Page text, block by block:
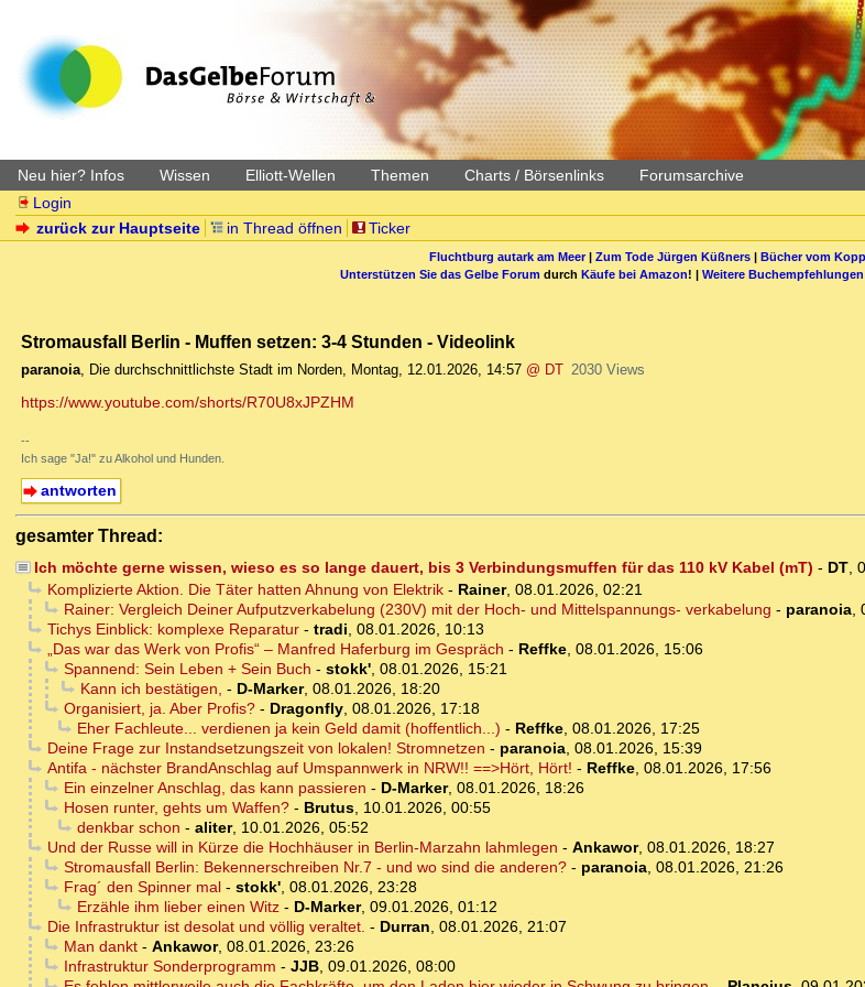
Neu hier? Infos Wissen Elliott-Wellen Themen Charts / Börsenlinks Forumsarchive
Login
zurück zur Hauptseite
in Thread öffnen Ticker
Fluchtburg autark am Meer| Zum Tode Jürgen Küßners| Bücher vom
Unterstützen Sie das Gelbe Forum durch Käufe bei Amazon! | Weitere Buchempfehlungen
Stromausfall Berlin - Muffen setzen: 3-4 Stunden - Videolink
paranoia, Die durchschnittlichste Stadt im Norden, Montag, 12.01.2026, 14:57 @ DT 2030 Views
https://www.youtube.com/shorts/R70U8xJPZHM
--
Ich sage "Ja!" zu Alkohol und Hunden.
antworten
gesamter Thread:
Ich möchte gerne wissen, wieso es so lange dauert, bis 3 Verbindungsmuffen für das 110 kV Kabel (mT) - DT,
Komplizierte Aktion. Die Täter hatten Ahnung von Elektrik- Rainer, 08.01.2026, 02:21
Rainer: Vergleich Deiner Aufputzverkabelung (230V) mit der Hoch- und Mittelspannungs- verkabelung - paranoia,
Tichys Einblick: komplexe Reparatur- tradi, 08.01.2026, 10:13
„Das war das Werk von Profis“ – Manfred Haferburg im Gespräch - Reffke, 08.01.2026, 15:06
Spannend: Sein Leben + Sein Buch - stokk', 08.01.2026, 15:21
Kann ich bestätigen, - D-Marker, 08.01.2026, 18:20
Organisiert, ja. Aber Profis?- Dragonfly, 08.01.2026, 17:18
Eher Fachleute... verdienen ja kein Geld damit (hoffentlich...) - Reffke, 08.01.2026, 17:25
Deine Frage zur Instandsetzungszeit von lokalen! Stromnetzen - paranoia, 08.01.2026, 15:39
Antifa - nächster BrandAnschlag auf Umspannwerk in NRW!! ==>Hört, Hört! - Reffke, 08.01.2026, 17:56
Ein einzelner Anschlag, das kann passieren - D-Marker, 08.01.2026, 18:26
Hosen runter, gehts um Waffen?- Brutus, 10.01.2026, 00:55
denkbar schon - aliter, 10.01.2026, 05:52
Und der Russe will in Kürze die Hochhäuser in Berlin-Marzahn lahmlegen - Ankawor, 08.01.2026, 18:27
Stromausfall Berlin: Bekennerschreiben Nr.7 - und wo sind die anderen?- paranoia, 08.01.2026, 21:26
Frag´ den Spinner mal- stokk', 08.01.2026, 23:28
Erzähle ihm lieber einen Witz- D-Marker, 09.01.2026, 01:12
Die Infrastruktur ist desolat und völlig veraltet. - Durran, 08.01.2026, 21:07
Man dankt- Ankawor, 08.01.2026, 23:26
Infrastruktur Sonderprogramm - JJB, 09.01.2026, 08:00